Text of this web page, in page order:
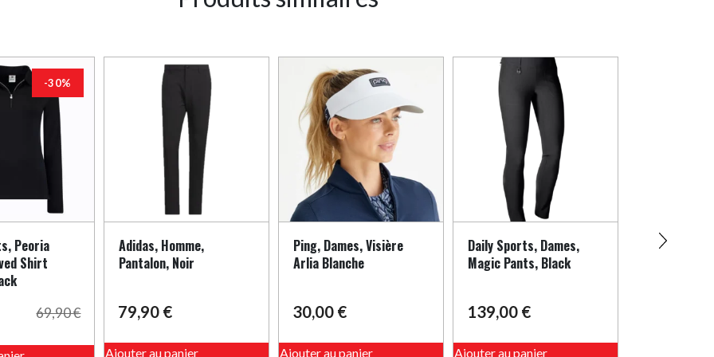
-30%
Peoria
Shirt
69,90€
Adidas, Homme,
Pantalon, Noir
79,90 €
Ajouter au panier
produit
Ping, Dames, Visière
Arlia Blanche
30,00 €
Ajouter au panier
Daily Sports, Dames,
Magic Pants, Black
139,00 €
Ajouter au panier